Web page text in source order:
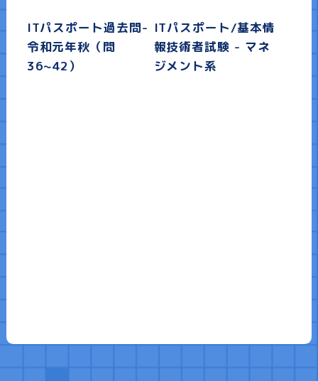
ITパスポート過去問-
令和元年秋（問
36~42）
ITパスポート/基本情
報技術者試験 - マネ
ジメント系